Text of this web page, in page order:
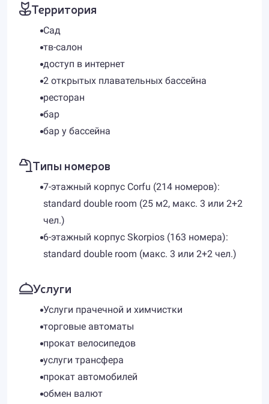
Территория
Сад
тв-салон
доступ в интернет
2 открытых плавательных бассейна
ресторан
бар
бар у бассейна
Типы номеров
7-этажный корпус Corfu (214 номеров):
standard double room (25 м2, макс. 3 или 2+2
чел.)
6-этажный корпус Skorpios (163 номера):
standard double room (макс. 3 или 2+2 чел.)
Услуги
Услуги прачечной и химчистки
торговые автоматы
прокат велосипедов
услуги трансфера
прокат автомобилей
обмен валют